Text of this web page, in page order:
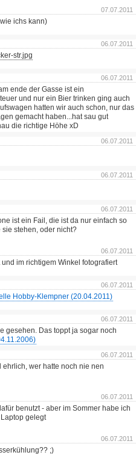
07.07.2011
ichs kann)
06.07.2011
str.jpg
06.07.2011
ende der Gasse ist ein
und nur ein Bier trinken ging auch
hatten wir auch schon, nur das
gemacht haben...hat sau gut
die richtige Höhe xD
06.07.2011
06.07.2011
06.07.2011
ist ein Fail, die ist da nur einfach so
stehen, oder nicht?
06.07.2011
im richtigem Winkel fotografiert
06.07.2011
Hobby-Klempner (20.04.2011)
06.07.2011
gesehen. Das toppt ja sogar noch
06.07.2011
wer hatte noch nie nen
06.07.2011
benutzt - aber im Sommer habe ich
gelegt
06.07.2011
;)